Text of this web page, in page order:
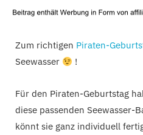
Zum richtigen Piraten-
Seewasser
!
Für den Piraten-Geburtstag
diese passenden Seewasser-
könnt sie ganz individuell